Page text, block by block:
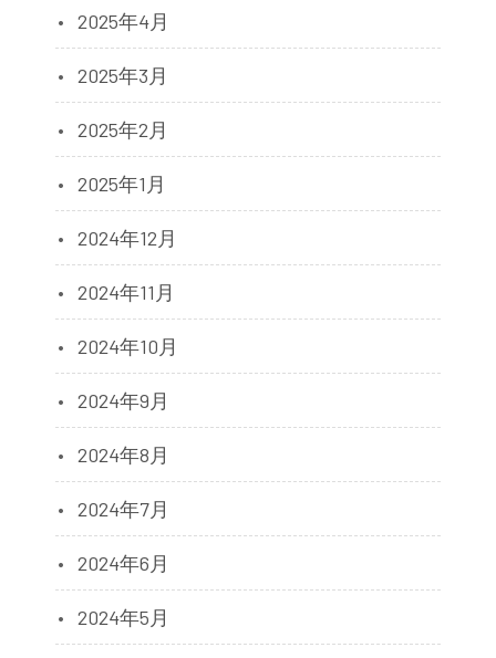
2025年4月
2025年3月
2025年2月
2025年1月
2024年12月
2024年11月
2024年10月
2024年9月
2024年8月
2024年7月
2024年6月
2024年5月